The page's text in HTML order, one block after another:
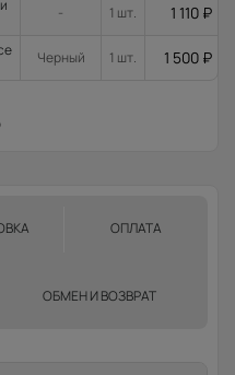
- 1 шт. 1 110 ₽
Черный 1 шт. 1 500 ₽
ОПЛАТА
ОБМЕН И ВОЗВРАТ